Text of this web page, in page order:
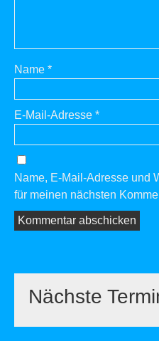
Name *
E-Mail-Adresse *
Name, E-Mail-Adresse und
für meinen nächsten
Nächste